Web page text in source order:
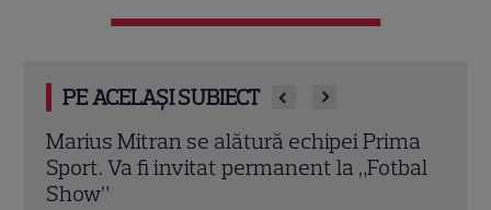
PE ACELAȘI SUBIECT
Pepe o arată pentru prima dată pe fiica
lui, Jessica, în vârstă de două luni.
Imaginile emoționante din noul clip al